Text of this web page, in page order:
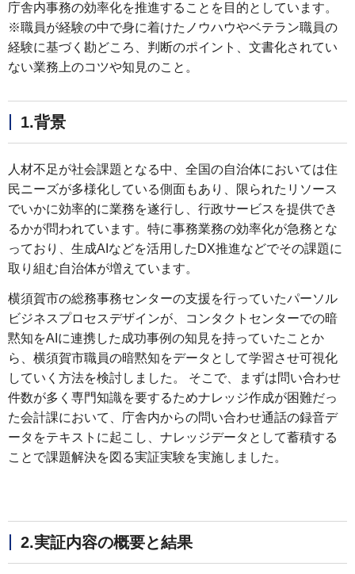
庁舎内事務の効率化を推進することを目的としています。
※職員が経験の中で身に着けたノウハウやベテラン職員の
経験に基づく勘どころ、判断のポイント、文書化されてい
ない業務上のコツや知見のこと。
1.背景
人材不足が社会課題となる中、全国の自治体においては住
民ニーズが多様化している側面もあり、限られたリソース
でいかに効率的に業務を遂行し、行政サービスを提供でき
るかが問われています。特に事務業務の効率化が急務とな
っており、生成AIなどを活用したDX推進などでその課題に
取り組む自治体が増えています。
横須賀市の総務事務センターの支援を行っていたパーソル
ビジネスプロセスデザインが、コンタクトセンターでの暗
黙知をAIに連携した成功事例の知見を持っていたことか
ら、横須賀市職員の暗黙知をデータとして学習させ可視化
していく方法を検討しました。 そこで、まずは問い合わせ
件数が多く専門知識を要するためナレッジ作成が困難だっ
た会計課において、庁舎内からの問い合わせ通話の録音デ
ータをテキストに起こし、ナレッジデータとして蓄積する
ことで課題解決を図る実証実験を実施しました。
2.実証内容の概要と結果